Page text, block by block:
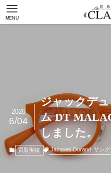
MENU
ジャックデ
ム DT
しました。
2026
6/04
買取実績 Jacques Durand サン